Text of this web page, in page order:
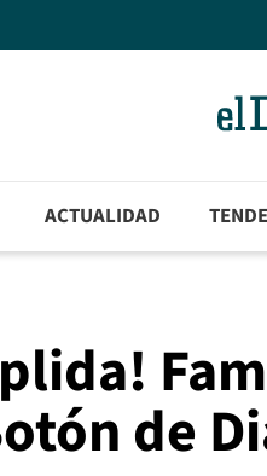
ACTUALIDAD
de